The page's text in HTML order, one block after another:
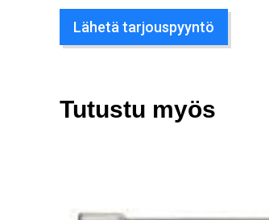
Lähetä tarjouspyyntö
Tutustu myös